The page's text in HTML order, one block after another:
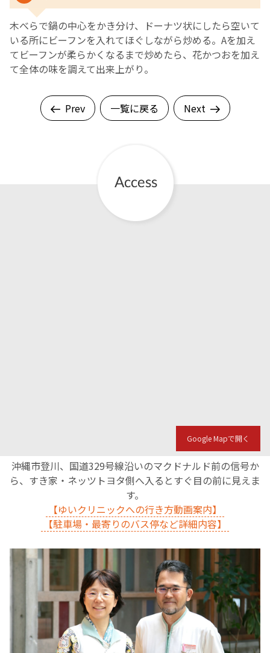
木べらで鍋の中心をかき分け、ドーナツ状にしたら空いて
いる所にビーフンを入れてほぐしながら炒める。Aを加え
てビーフンが柔らかくなるまで炒めたら、花かつおを加え
て全体の味を調えて出来上がり。
Prev 一覧に戻る Next
Google Mapで開く
沖縄市登川、国道329号線沿いのマクドナルド前の信号か
ら、すき家・ネッツトヨタ側へ入るとすぐ目の前に見えま
す。
【ゆいクリニックへの行き方動画案内】
【駐車場・最寄りのバス停など詳細内容】